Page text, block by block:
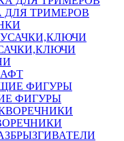
ДЛЯ ТРИМЕРОВ
ФИГУРЫ